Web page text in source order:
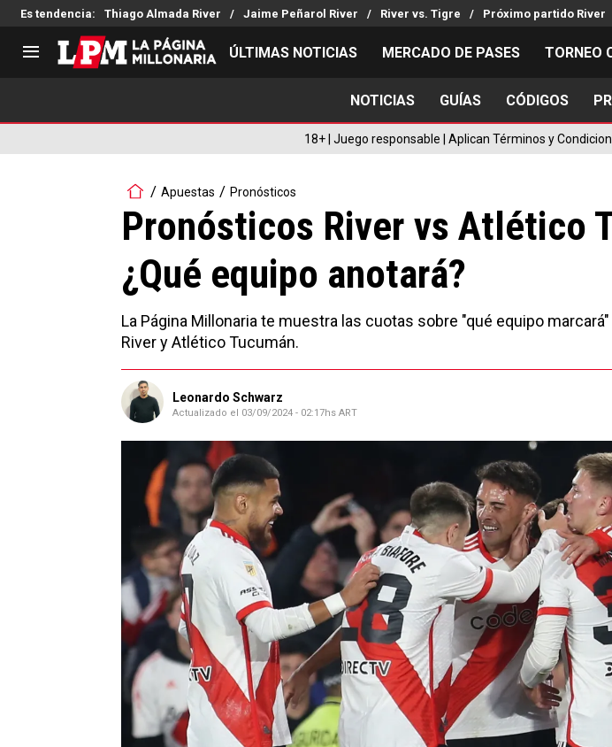
Es tendencia: Thiago Almada River Jaime Peñarol River River vs. Tigre Próximo partido River
Tabla de posiciones
Copa Sudamericana
Copa Argentina
Selección Argentina
Mercado de Pases
Análisis tácticos
Chacho Coudet
Ex River
Entradas
Los
ÚLTIMAS NOTICIAS MERCADO DE PASES TORNEO
NOTICIAS GUÍAS CÓDIGOS
18+ | Juego responsable | Aplican Términos y
Apuestas Pronósticos
Pronósticos River vs Atlético
¿Qué equipo anotará?
La Página Millonaria te muestra las cuotas sobre "qué equipo
River y Atlético Tucumán.
Leonardo Schwarz
Actualizado el 03/09/2024 - 02:17hs ART